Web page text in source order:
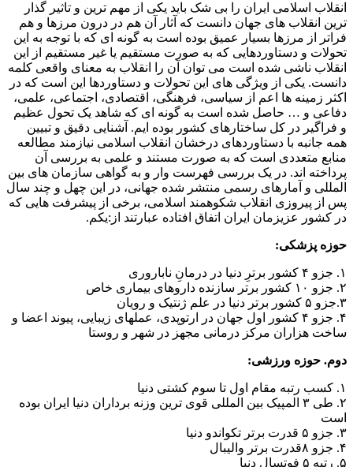
انقلاب اسلامی ایران را بی شک باید یکی از مهم ترین و تاثیر گذار
ترین انقلاب های جهان دانست که آثار آن هم در درون مرزها و هم
فراتر از مرزها بسیار عمیق بوده است به گونه ای که با توجه به این
تحولات و دستاوردهایی که به صورت مستقیم یا غیر مستقیم از این
انقلاب ناشی شده است می توان آن را انقلاب به معنای واقعی کلمه
دانست. یکی از ویژگی های این تحولات و دستاوردها این است که در
اکثر زمینه ها اعم از سیاسی، فرهنگی، اقتصادی، اجتماعی، علمی،
دفاعی و … حاصل شده است به گونه ای که شاهد یک تحول عظیم
و فراگیر در کل ساختارهای کشور بوده ایم. آشنایی دقیق و تبیین
همه جانبه با دستاوردهای درخشان انقلاب اسلامی نیازمند مطالعه
منابع متعددی است که به صورت مستند و علمی به بررسی آن
پرداخته اند. در یک بررسی فهرست وار و به گواهی سازمان های بین
المللی و آمارهای رسمی منتشر شده جهانی، در این چهل و چند سال
پس از پیروزی انقلاب شکوهمند اسلامی، برخی از پیشرفت هایی که
در کشور عزیزمان ایران اتفاق افتاده عبارتند از:یکم.
حوزه پزشکی:
۱. جزو ۴ کشور برترِ دنیا در درمانِ ناباروری
۲. جزو ۱۰ کشور برتر سازنده داروهای بیماری خاص
۳.جزو ۵ کشور برتر دنیا در علم ژنتیک و رویان
۴. جزو ۴ کشور اول جهان در ارتوپدی، عملهای زیبایی، پیوند اعضا و
ساخت هزاران مرکز درمانی مجهز در شهر و روستا
دوم. حوزه ورزشی:
۱. کسب رتبه مقام اول تا سوم کشتی دنیا
۲. طی ۳ المپیک بین المللی قوی ترین وزنه برداران دنیا ایران بوده
است
۳. جزو ۵ قدرت برتر تکواندو دنیا
۴. جزو ۸قدرت برتر والیبال
۵. رتبه ۵ فوتسال دنیا